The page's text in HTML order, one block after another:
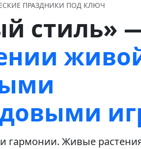
ПРАЗДНИКИ ПОД КЛЮЧ
стиль»
гармонии. Живые